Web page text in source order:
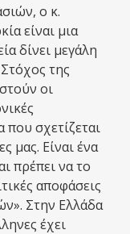
ο κ.
είναι μια
δίνει μεγάλη
της
οι
σχετίζεται
μας. Είναι ένα
πρέπει να το
αποφάσεις
Στην Ελλάδα
έχει